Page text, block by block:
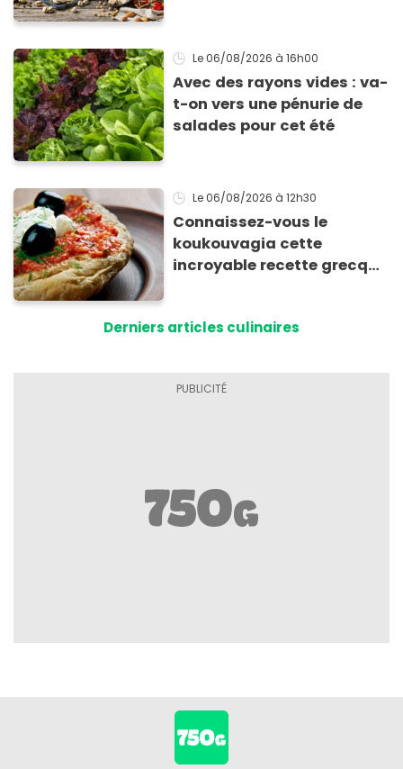
Le 06/08/2026 à 16h00
Avec des rayons vides : va-
t-on vers une pénurie de
salades pour cet été
Le 06/08/2026 à 12h30
Connaissez-vous le
koukouvagia cette
incroyable recette grecque
Derniers articles culinaires